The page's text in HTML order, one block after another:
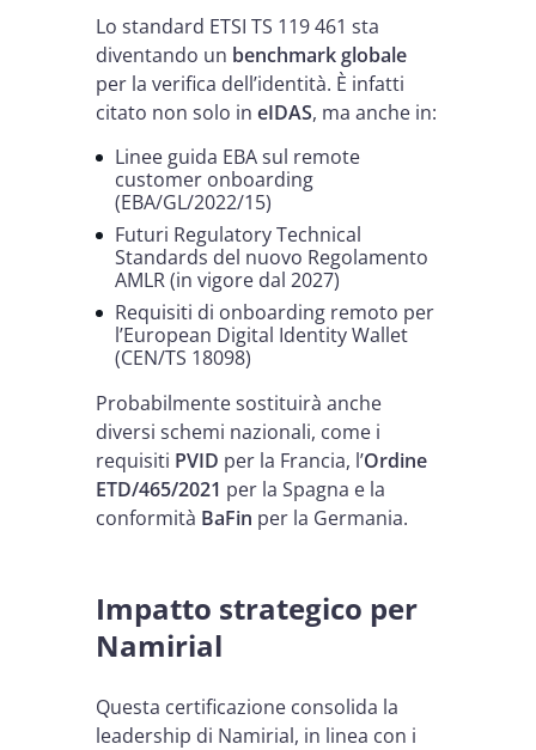
Lo standard ETSI TS 119 461 sta
diventando un benchmark globale
per la verifica dell’identità. È infatti
citato non solo in eIDAS, ma anche in:
Linee guida EBA sul remote
customer onboarding
(EBA/GL/2022/15)
Futuri Regulatory Technical
Standards del nuovo Regolamento
AMLR (in vigore dal 2027)
Requisiti di onboarding remoto per
l’European Digital Identity Wallet
(CEN/TS 18098)
Probabilmente sostituirà anche
diversi schemi nazionali, come i
requisiti PVID per la Francia, l’Ordine
ETD/465/2021 per la Spagna e la
conformità BaFin per la Germania.
Impatto strategico per
Namirial
Questa certificazione consolida la
leadership di Namirial, in linea con i